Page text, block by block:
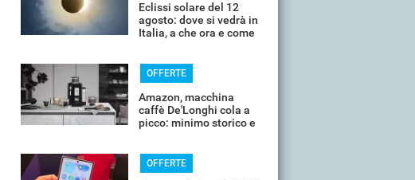
Eclissi solare del 12
agosto: dove si vedrà in
Italia, a che ora e come
OFFERTE
Amazon, macchina
caffè De'Longhi cola a
picco: minimo storico e
OFFERTE